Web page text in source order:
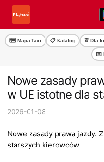
Przejdź
nawigacji
Przejdź
treści
🗺️ Mapa Taxi 📋 Katalog 🚖 Dla
✉️
Nowe zasady
w UE istotne dla
2026-01-08
Nowe zasady prawa jazdy.
starszych kierowców